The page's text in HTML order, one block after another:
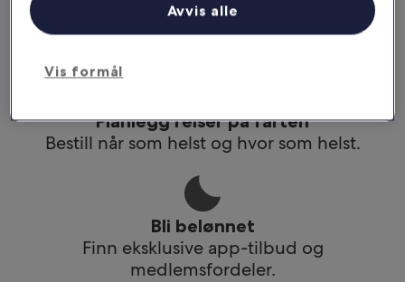
Hold deg oppdatert
Få tilgang til reiseruten din selv uten wi-fi.
Planlegg reiser på farten
Bestill når som helst og hvor som helst.
Bli belønnet
Finn eksklusive app-tilbud og
medlemsfordeler.
Vis formål
Avvis alle